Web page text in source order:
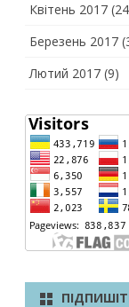
Квітень 2017
Березень 2017
Лютий 2017 (9)